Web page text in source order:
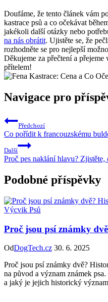
Doufáme, že tento článek vám
kastrace psů a co očekávat
jakékoli další otázky nebo
na nás obrátit. Ujistěte se, že
rozhodněte se pro nejlepší
Děkujeme za přečtení a přejeme
přítelem!
Navigace pro
Předchozí
Co pořídit k francouzskému
Další
Proč pes naklání hlavu? Zjistěte,
Podobné příspěvky
Výcvik Psů
Proč jsou psí známky
OdDogTech.cz 30. 6. 2025
Proč jsou psí známky dvě?
na původ a význam známek
a jaký je jejich historický